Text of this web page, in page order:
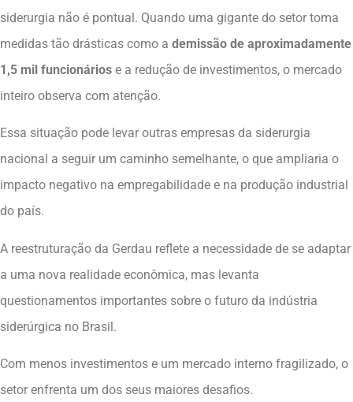
siderurgia não é pontual. Quando uma gigante do setor toma
medidas tão drásticas como a demissão de aproximadamente
1,5 mil funcionários e a redução de investimentos, o mercado
inteiro observa com atenção.
Essa situação pode levar outras empresas da siderurgia
nacional a seguir um caminho semelhante, o que ampliaria o
impacto negativo na empregabilidade e na produção industrial
do país.
A reestruturação da Gerdau reflete a necessidade de se adaptar
a uma nova realidade econômica, mas levanta
questionamentos importantes sobre o futuro da indústria
siderúrgica no Brasil.
Com menos investimentos e um mercado interno fragilizado, o
setor enfrenta um dos seus maiores desafios.